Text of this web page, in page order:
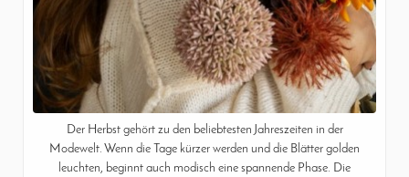
Der Herbst gehört zu den beliebtesten Jahreszeiten in der
Modewelt. Wenn die Tage kürzer werden und die Blätter golden
leuchten, beginnt auch modisch eine spannende Phase. Die